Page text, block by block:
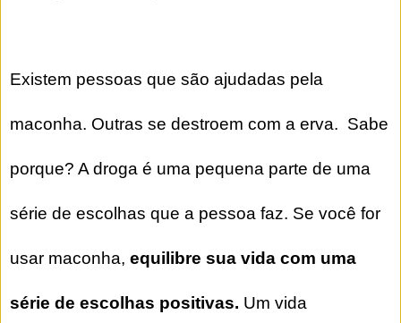
Existem pessoas que são ajudadas pela
maconha. Outras se destroem com a erva. Sabe
porque? A droga é uma pequena parte de uma
série de escolhas que a pessoa faz. Se você for
usar maconha, equilibre sua vida com uma
série de escolhas positivas. Um vida